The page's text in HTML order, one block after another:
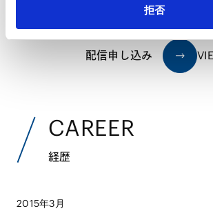
拒否
配信申し込み
CAREER
経歴
2015年3月